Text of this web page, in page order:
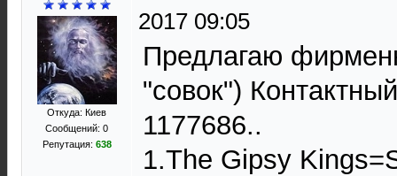
Откуда: Киев
Сообщений: 0
Репутация: 638
2017 09:05
Предлагаю
"совок")
1177686..
1.The Gipsy